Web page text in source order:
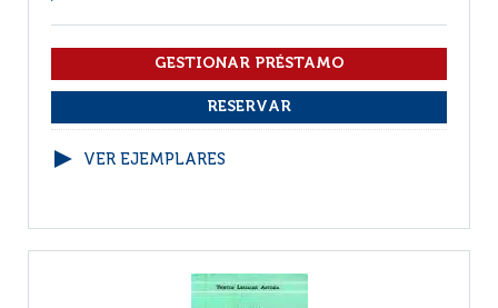
VER EJEMPLARES